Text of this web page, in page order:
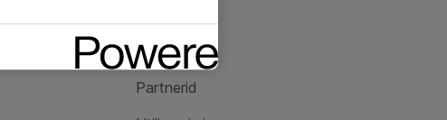
Ateast
Partnerid